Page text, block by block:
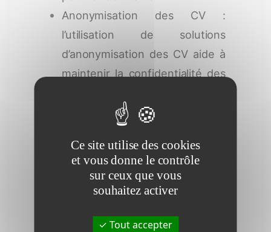
Anonymisation des CV :
l’utilisation de solutions
d’anonymisation des CV aide à
maintenir la confidentialité des
une évaluation objective.
dans des technologies de
cybersécurité avancées pour
protéger les données contre
Ce site utilise des cookies
et vous donne le contrôle
sur ceux que vous
souhaitez activer
Tout accepter